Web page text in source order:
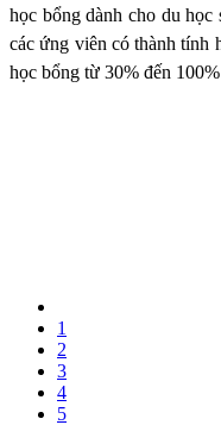
học bổng dành cho du
các ứng viên có thành tính
học bổng từ 30% đến
1
2
3
4
5